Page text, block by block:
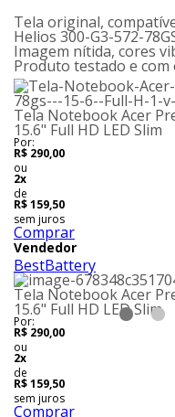
Tela original,
Helios 300-G3-572-
Imagem nítida, cores
Produto testado e com
Tela Notebook Acer
15.6" Full HD LED Slim
Por:
R$ 290,00
ou
2x
de
R$ 159,50
sem juros
Comprar
Vendedor
BestBattery
Tela Notebook Acer
15.6" Full HD LED Slim
Por:
R$ 290,00
ou
2x
de
R$ 159,50
sem juros
Comprar